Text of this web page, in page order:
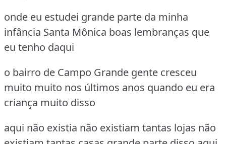
onde eu estudei grande parte da minha
infância Santa Mônica boas lembranças que
eu tenho daqui
o bairro de Campo Grande gente cresceu
muito muito nos últimos anos quando eu era
criança muito disso
aqui não existia não existiam tantas lojas não